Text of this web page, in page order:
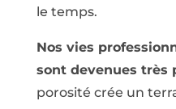
le temps.
Nos vies
sont devenues très
porosité crée un